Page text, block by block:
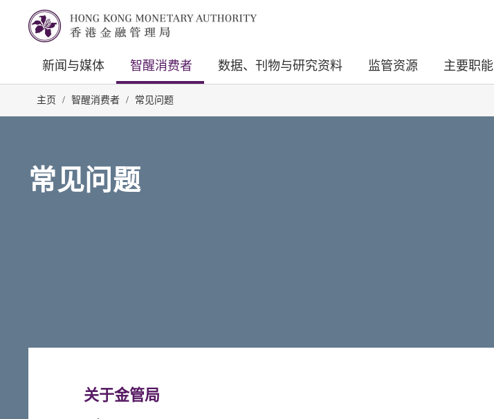
新闻与媒体 智醒消费者 数据、刊物与研究资料 监管资源 主要职能
主页 / 智醒消费者 / 常见问题
常见问题
关于金管局